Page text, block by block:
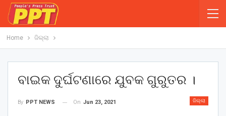
Home ଜିଲ୍ଲା
ବାଇକ ଦୁର୍ଘଟଣାରେ ଯୁବକ ଗୁରୁତର ।
ଜିଲ୍ଲା
By PPT NEWS On Jun 23, 2021